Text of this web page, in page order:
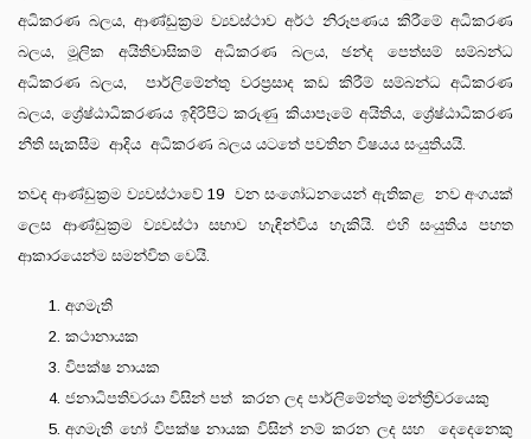
අධිකරණ බලය, ආණ්ඩුක්‍රම ව්‍යවස්ථාව අර්ථ නිරූපණය කිරීමේ අධිකරණ
බලය, මූලික අයිතිවාසිකම් අධිකරණ බලය, ඡන්ද පෙත්සම් සම්බන්ධ
අධිකරණ බලය, පාර්ලිමේන්තු වරප්‍රසාද කඩ කිරීම් සම්බන්ධ අධිකරණ
බලය, ශ්‍රේෂ්ඨාධිකරණය ඉදිරිපිට කරුණු කියාපෑමේ අයිතිය, ශ්‍රේෂ්ඨාධිකරණ
නීති සැකසීම ආදිය අධිකරණ බලය යටතේ පවතින විෂයය සංයුතියයි.
තවද ආණ්ඩුක්‍රම ව්‍යවස්ථාවේ 19 වන සංශෝධනයෙන් ඇතිකළ නව අංගයක්
ලෙස ආණ්ඩුක්‍රම ව්‍යවස්ථා සභාව හැඳින්විය හැකියි. එහි සංයුතිය පහත
ආකාරයෙන්ම සමන්විත වෙයි.
අගමැති
කථානායක
විපක්ෂ නායක
ජනාධිපතිවරයා විසින් පත් කරන ලද පාර්ලිමේන්තු මන්ත්‍රීවරයෙකු
අගමැති හෝ විපක්ෂ නායක විසින් නම් කරන ලද සහ දෙදෙනෙකු